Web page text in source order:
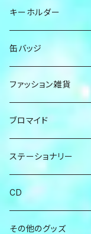
かちょー
なお
こぺ
リングライト
うちわ
マフラータオル
フード付きタオル
Ｔシャツ
デカうちわ
アクスタ
キーホルダー
ブロック
キーホルダー
アクリル
しっぽ
フライトタグ
缶バッジ
ファッション雑貨
ヘアゴム
ヘアクリップ
ピンホールサングラス
ネイルシール
ブロマイド
ステーショナリー
ボールペン
マスキングテープ
CD
その他のグッズ